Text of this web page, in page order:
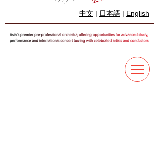
中文 | 日本語 | English